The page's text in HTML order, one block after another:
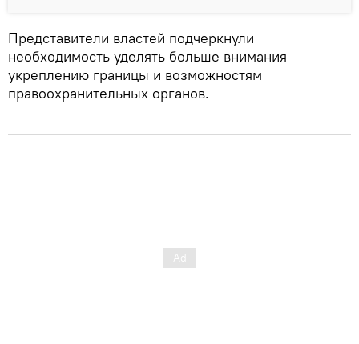
Представители властей подчеркнули
необходимость уделять больше внимания
укреплению границы и возможностям
правоохранительных органов.